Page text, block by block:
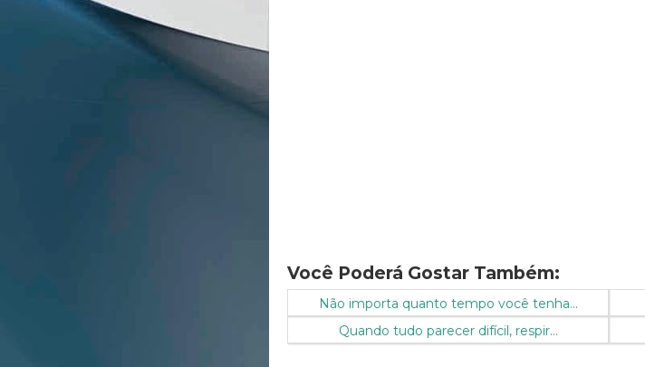
Você Poderá Gostar Também:
Não importa quanto tempo você tenha...
Quando tudo parecer difícil, respir...